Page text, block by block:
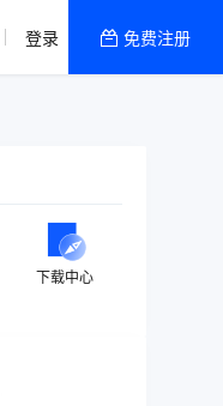
登录 免费注册
下载中心